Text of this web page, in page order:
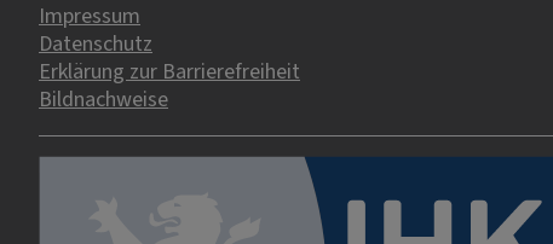
Impressum
Datenschutz
Erklärung zur Barrierefreiheit
Bildnachweise